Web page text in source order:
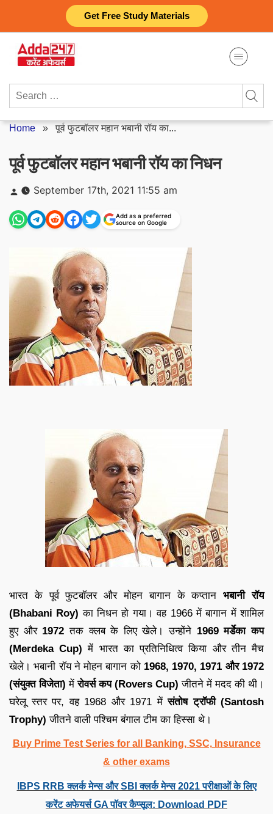
Get Free Study Materials
content
Search
Home »पूर्व फुटबॉलर महान भबानी रॉय का...
पूर्व फुटबॉलर महान भबानी रॉय का निधन
Posted
by
September 17th, 2021 11:55 am
Add as a preferred
source on Google
भारत के पूर्व फुटबॉलर और मोहन बागान के कप्तानभबानी रॉय
(Bhabani Roy) का निधन हो गया। वह 1966 में बागान में शामिल
हुए और 1972 तक क्लब के लिए खेले। उन्होंने 1969 मर्डेका कप
(Merdeka Cup) में भारत का प्रतिनिधित्व किया और तीन मैच
खेले। भबानी रॉय ने मोहन बागान को 1968, 1970, 1971 और 1972
(संयुक्त विजेता) मेंरोवर्स कप (Rovers Cup) जीतने में मदद की थी।
घरेलू स्तर पर, वह 1968 और 1971 मेंसंतोष ट्रॉफी (Santosh
Trophy) जीतने वाली पश्चिम बंगाल टीम का हिस्सा थे।
Buy Prime Test Series for all Banking, SSC, Insurance
& other exams
IBPS RRB क्लर्क मेन्स और SBI क्लर्क मेन्स 2021 परीक्षाओं के लिए
करेंट अफेयर्स GA पॉवर कैप्सूल: Download PDF